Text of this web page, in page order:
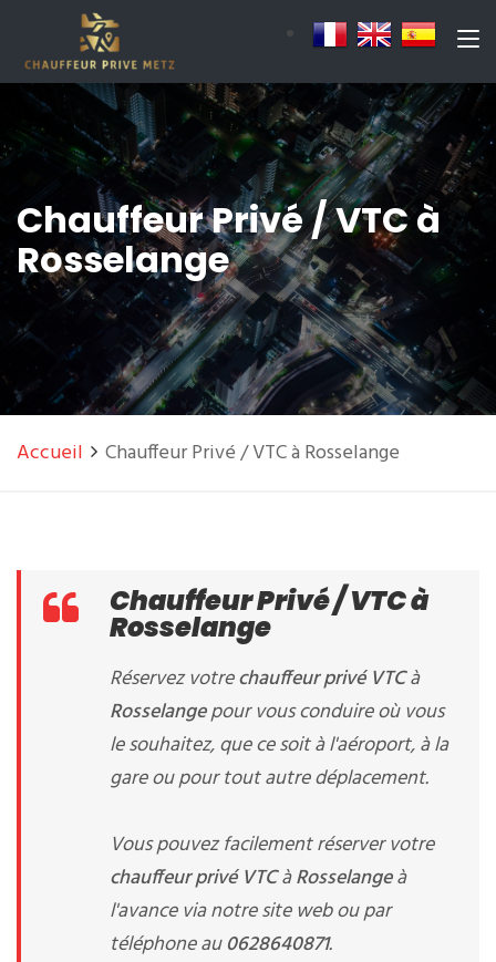
Chauffeur Privé / VTC à
Rosselange
Accueil Chauffeur Privé / VTC à Rosselange
Chauffeur Privé / VTC à
Rosselange
Réservez votrechauffeur privé VTCà
Rosselangepour vous conduire où vous
le souhaitez, que ce soit à l'aéroport, à la
gare ou pour tout autre déplacement.
Vous pouvez facilement réserver votre
chauffeur privé VTCàRosselangeà
l'avance via notre site web ou par
téléphone au0628640871.